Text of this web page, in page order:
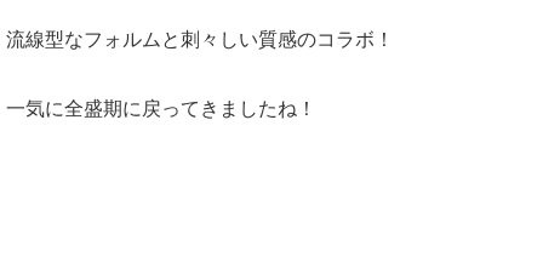
流線型なフォルムと刺々しい質感のコラボ！
一気に全盛期に戻ってきましたね！